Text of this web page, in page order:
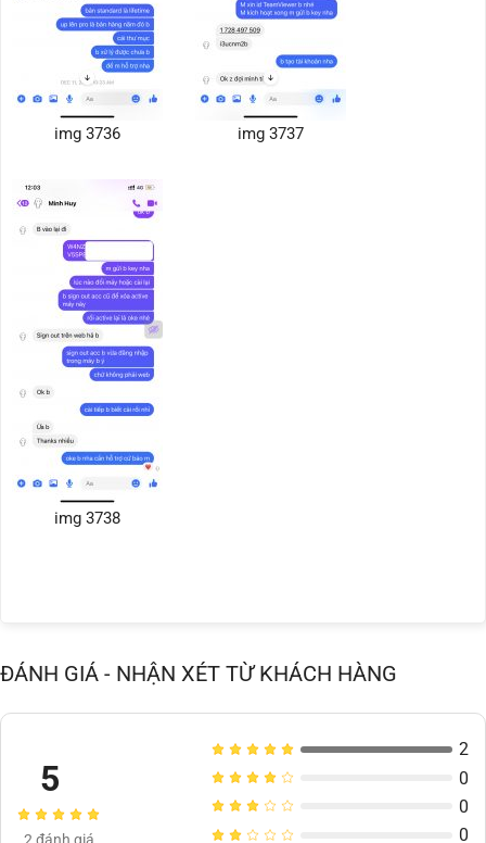
img 3736 img 3737
img 3738
ĐÁNH GIÁ - NHẬN XÉT TỪ KHÁCH HÀNG
5
2
0
0
0